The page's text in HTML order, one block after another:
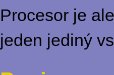
Procesor je
jeden jediný